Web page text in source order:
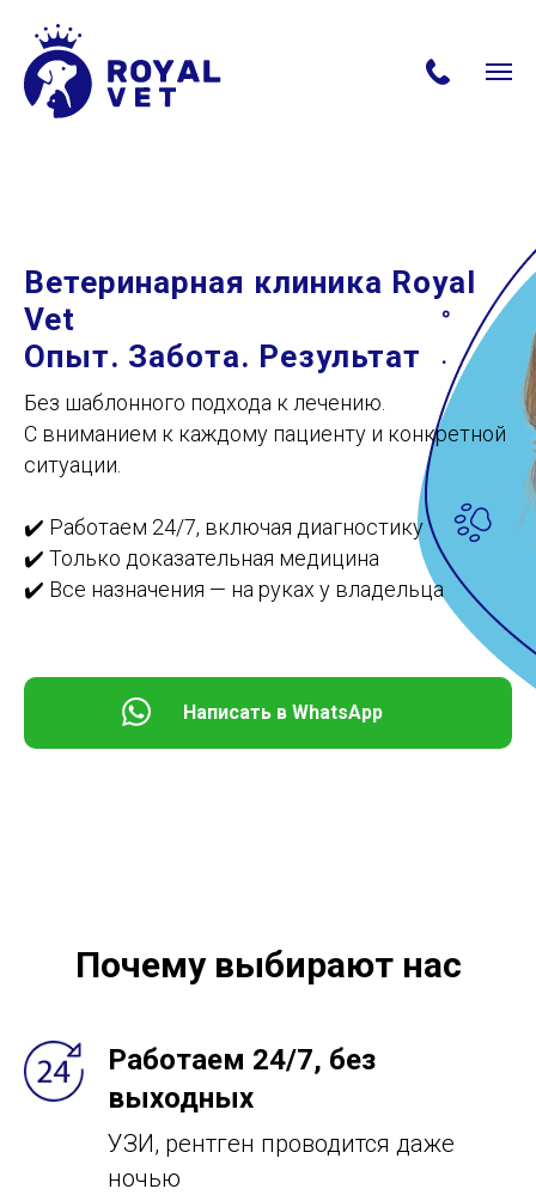
Ветеринарная клиника Royal
Vet
Опыт. Забота. Результат
Без шаблонного подхода к лечению.
С вниманием к каждому пациенту и конкретной
ситуации.
✔️ Работаем 24/7, включая диагностику
✔️ Только доказательная медицина
✔️ Все назначения — на руках у владельца
Написать в WhatsApp
Почему выбирают нас
Работаем 24/7, без
выходных
УЗИ, рентген проводится даже
ночью